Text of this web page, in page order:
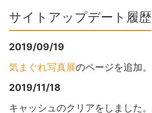
サイトアップデート履歴
2019/09/19
気まぐれ写真展のページを追加。
2019/11/18
キャッシュのクリアをしました。